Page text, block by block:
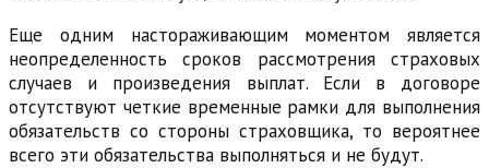
Еще одним настораживающим моментом является
неопределенность сроков рассмотрения страховых
случаев и произведения выплат. Если в договоре
отсутствуют четкие временные рамки для выполнения
обязательств со стороны страховщика, то вероятнее
всего эти обязательства выполняться и не будут.